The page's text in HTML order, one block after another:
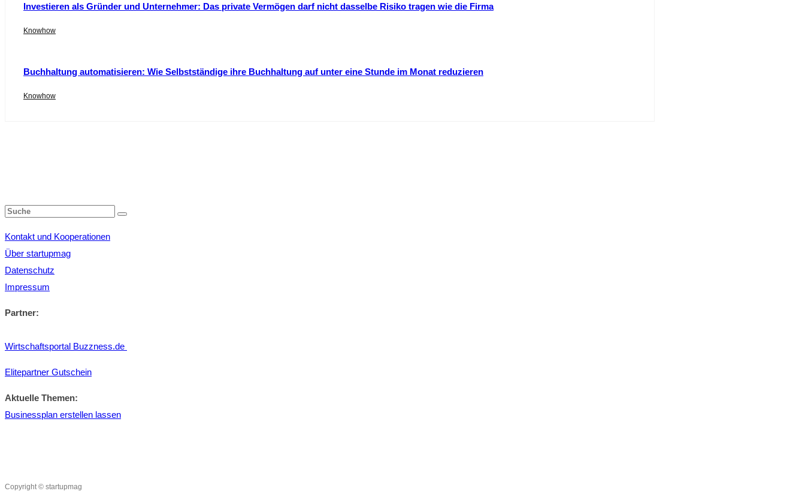
Investieren als Gründer und Unternehmer: Das private Vermögen darf nicht dasselbe Risiko tragen wie die Firma
Knowhow
Buchhaltung automatisieren: Wie Selbstständige ihre Buchhaltung auf unter eine Stunde im Monat reduzieren
Knowhow
Kontakt und Kooperationen
Über startupmag
Datenschutz
Impressum
Partner:
Wirtschaftsportal Buzzness.de
Elitepartner Gutschein
Aktuelle Themen:
Businessplan erstellen lassen
Copyright © startupmag